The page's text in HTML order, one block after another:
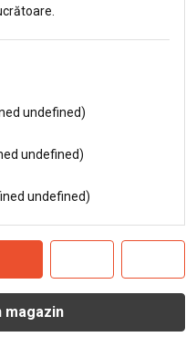
undefined)
undefined)
undefined)
magazin